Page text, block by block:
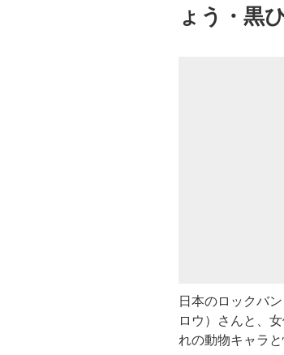
ょう・黒
日本のロックバ
ロウ）さんと、
れの動物キャラ